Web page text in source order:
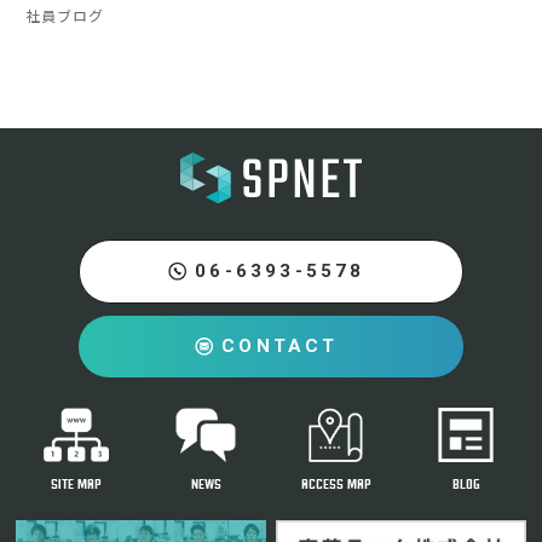
社員ブログ
06-6393-5578
CONTACT
SITE MAP NEWS ACCESS MAP BLOG